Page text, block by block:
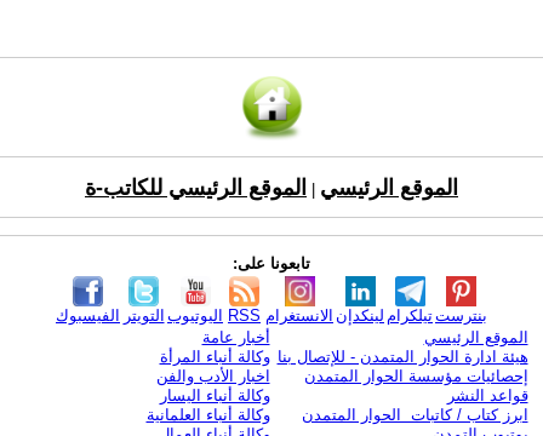
الموقع الرئيسي الموقع الرئيسي للكاتب-ة
تابعونا على:
الفيسبوك التويتر اليوتيوب RSS الانستغرام لينكدإن تيلكرامبنترست
الموقع الرئيسي
هيئة ادارة الحوار المتمدن - للإتصال بنا
إحصائيات مؤسسة الحوار المتمدن
قواعد النشر
ابرز كتاب / كاتبات الحوار المتمدن
أخبار عامة
وكالة أنباء المرأة
اخبار الأدب والفن
وكالة أنباء اليسار
وكالة أنباء العلمانية